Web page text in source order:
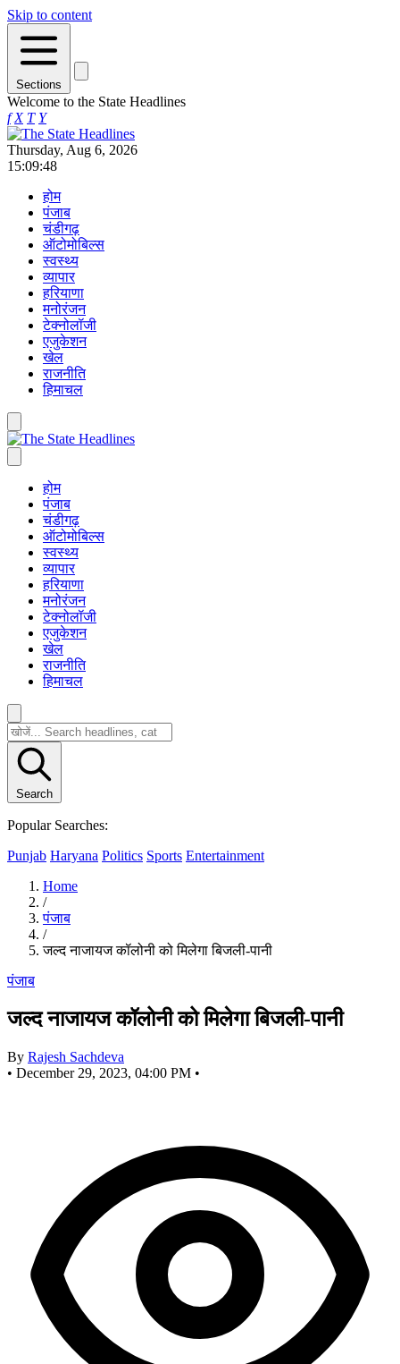
Skip to content
Sections
Welcome to the State Headlines
f X T Y
Thursday, Aug 6, 2026
15:09:48
होम
पंजाब
चंडीगढ़
ऑटोमोबिल्स
स्वस्थ्य
व्यापार
हरियाणा
मनोरंजन
टेक्नोलॉजी
एजुकेशन
खेल
राजनीति
हिमाचल
होम
पंजाब
चंडीगढ़
ऑटोमोबिल्स
स्वस्थ्य
व्यापार
हरियाणा
मनोरंजन
टेक्नोलॉजी
एजुकेशन
खेल
राजनीति
हिमाचल
Search
Popular Searches:
Punjab Haryana Politics Sports Entertainment
Home
/
पंजाब
/
जल्द नाजायज कॉलोनी को मिलेगा बिजली-पानी
पंजाब
जल्द नाजायज कॉलोनी को मिलेगा बिजली-पानी
By Rajesh Sachdeva
• December 29, 2023, 04:00 PM •